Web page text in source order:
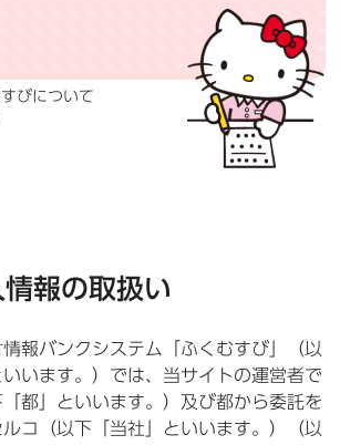
びについて
報の取扱い
報バンクシステム「ふくむすび」（以
いいます。）では、当サイトの運営者で
都」といいます。）及び都から委託を
コ（以下「当社」といいます。）（以